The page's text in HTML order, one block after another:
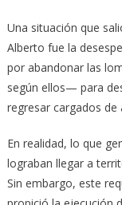
Una situación que
Alberto fue la
por abandonar las
según ellos— para
regresar cargados de
En realidad, lo que
lograban llegar a
Sin embargo, este